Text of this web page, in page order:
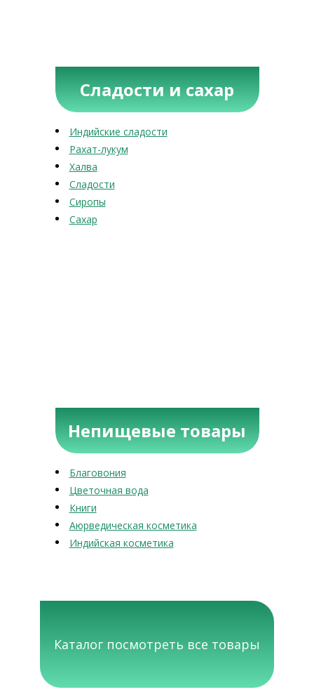
Сладости и сахар
Индийские сладости
Рахат-лукум
Халва
Сладости
Сиропы
Сахар
Непищевые товары
Благовония
Цветочная вода
Книги
Аюрведическая косметика
Индийская косметика
Каталог посмотреть все товары